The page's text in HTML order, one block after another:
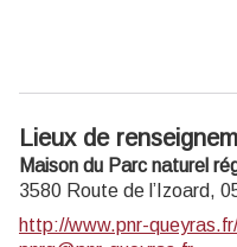
Lieux de
Maison du Parc naturel
3580 Route de l’Izoard,
http://www.pnr-queyras.fr/